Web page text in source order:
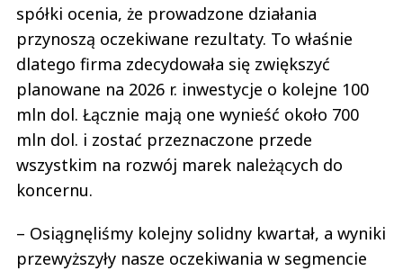
spółki ocenia, że prowadzone działania
przynoszą oczekiwane rezultaty. To właśnie
dlatego firma zdecydowała się zwiększyć
planowane na 2026 r. inwestycje o kolejne 100
mln dol. Łącznie mają one wynieść około 700
mln dol. i zostać przeznaczone przede
wszystkim na rozwój marek należących do
koncernu.
– Osiągnęliśmy kolejny solidny kwartał, a wyniki
przewyższyły nasze oczekiwania w segmencie